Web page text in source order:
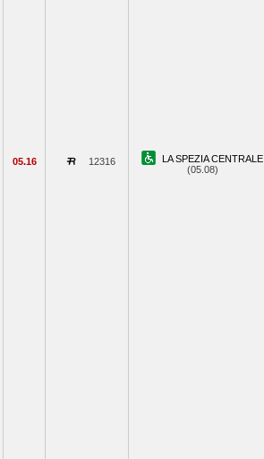
05.16 12316
LA SPEZIA CENTRALE
(05.08)